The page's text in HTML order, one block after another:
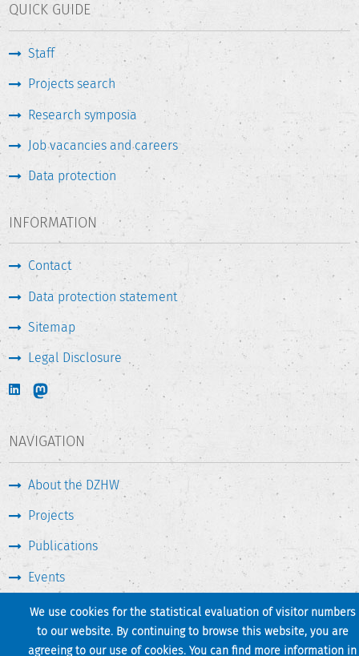
We use cookies for the statistical evaluation of visitor numbers
to our website. By continuing to browse this website, you are
agreeing to our use of cookies. You can find more information in
QUICK GUIDE
Staff
Projects search
Research symposia
Job vacancies and careers
Data protection
INFORMATION
Contact
Data protection statement
Sitemap
Legal Disclosure
NAVIGATION
About the DZHW
Projects
Publications
Events
Press & Service